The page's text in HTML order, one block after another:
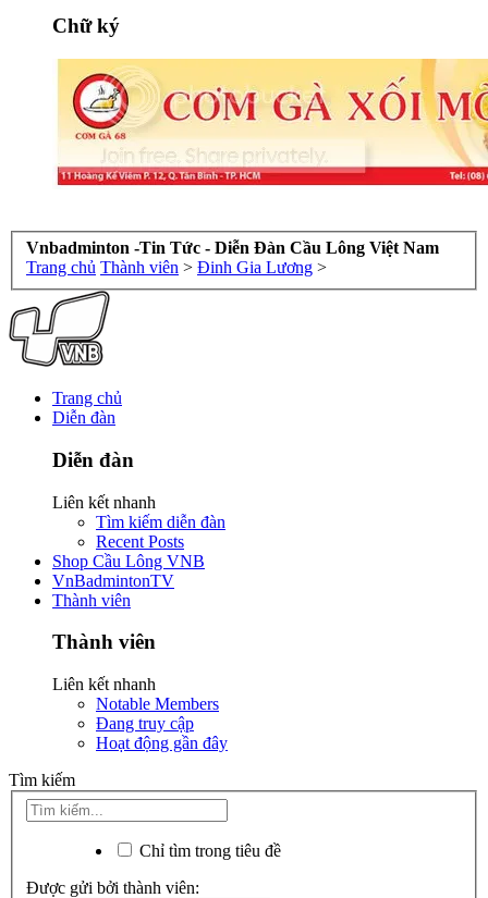
Chữ ký
Vnbadminton -Tin Tức - Diễn Đàn Cầu Lông Việt Nam
Trang chủ Thành viên > Đinh Gia Lương >
Trang chủ
Diễn đàn
Diễn đàn
Liên kết nhanh
Tìm kiếm diễn đàn
Recent Posts
Shop Cầu Lông VNB
VnBadmintonTV
Thành viên
Thành viên
Liên kết nhanh
Notable Members
Đang truy cập
Hoạt động gần đây
Tìm kiếm
Chỉ tìm trong tiêu đề
Được gửi bởi thành viên: